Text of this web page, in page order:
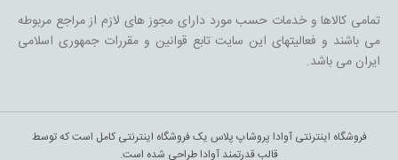
تمامی کالاها و خدمات حسب مورد دارای مجوز های لازم از مراجع مربوطه
می باشند و فعالیتهای این سایت تابع قوانین و مقررات جمهوری اسلامی
ایران می باشد.
فروشگاه اینترنتی آوادا پروشاپ پلاس یک فروشگاه اینترنتی کامل است که توسط
قالب قدرتمند آوادا طراحی شده است.